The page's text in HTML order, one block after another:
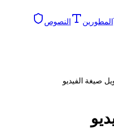
المطورين
النصوص
صيغة الفيديو